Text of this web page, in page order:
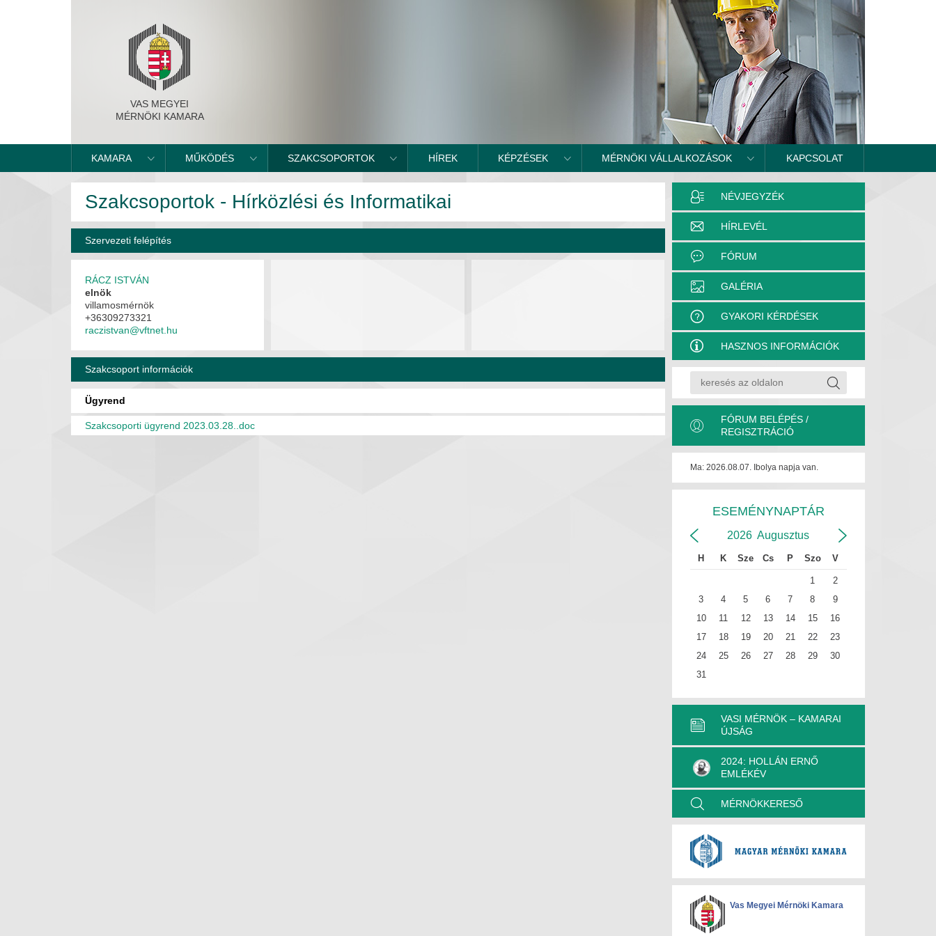
VAS MEGYEI
MÉRNÖKI KAMARA
KAMARA MŰKÖDÉS SZAKCSOPORTOK HÍREK KÉPZÉSEK MÉRNÖKI VÁLLALKOZÁSOK KAPCSOLAT
Szakcsoportok - Hírközlési és Informatikai
Szervezeti felépítés
RÁCZ ISTVÁN
elnök
villamosmérnök
+36309273321
raczistvan@vftnet.hu
Szakcsoport információk
Ügyrend
Szakcsoporti ügyrend 2023.03.28..doc
NÉVJEGYZÉK
HÍRLEVÉL
FÓRUM
GALÉRIA
GYAKORI KÉRDÉSEK
HASZNOS INFORMÁCIÓK
FÓRUM BELÉPÉS /
REGISZTRÁCIÓ
Ma: 2026.08.07. Ibolya napja van.
ESEMÉNYNAPTÁR
2026 Augusztus
H K Sze Cs P Szo V
1
2
3
4 5 6 7 8
9
10
11 12 13 14 15
16
17
18 19 20 21 22
23
24
25 26 27 28 29
30
31
VASI MÉRNÖK – KAMARAI
ÚJSÁG
2024: HOLLÁN ERNŐ
EMLÉKÉV
MÉRNÖKKERESŐ
Vas Megyei Mérnöki Kamara